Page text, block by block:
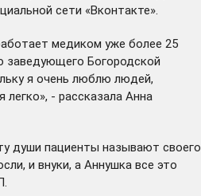
сети «Вконтакте».
медиком уже более 25
заведующего Богородской
я очень люблю людей,
- рассказала Анна
души пациенты называют своего
и внуки, а Аннушка все это